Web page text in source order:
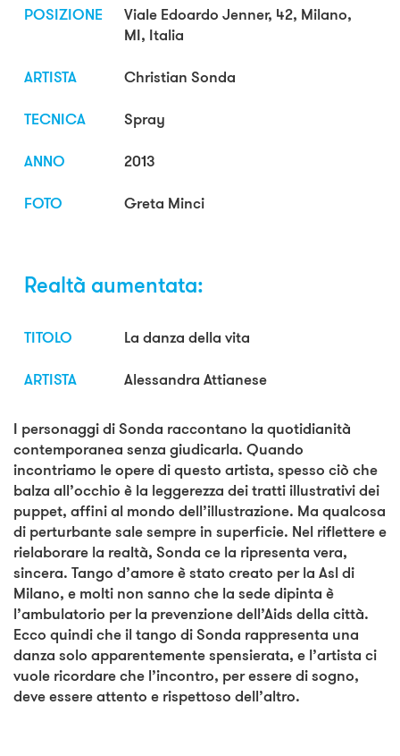
POSIZIONE
Viale Edoardo Jenner, 42, Milano,
MI, Italia
ARTISTA
Christian Sonda
TECNICA
Spray
ANNO
2013
FOTO
Greta Minci
Realtà aumentata:
TITOLO
La danza della vita
ARTISTA
Alessandra Attianese
I personaggi di Sonda raccontano la quotidianità
contemporanea senza giudicarla. Quando
incontriamo le opere di questo artista, spesso ciò che
balza all’occhio è la leggerezza dei tratti illustrativi dei
puppet, affini al mondo dell’illustrazione. Ma qualcosa
di perturbante sale sempre in superficie. Nel riflettere e
rielaborare la realtà, Sonda ce la ripresenta vera,
sincera. Tango d’amore è stato creato per la Asl di
Milano, e molti non sanno che la sede dipinta è
l’ambulatorio per la prevenzione dell’Aids della città.
Ecco quindi che il tango di Sonda rappresenta una
danza solo apparentemente spensierata, e l’artista ci
vuole ricordare che l’incontro, per essere di sogno,
deve essere attento e rispettoso dell’altro.